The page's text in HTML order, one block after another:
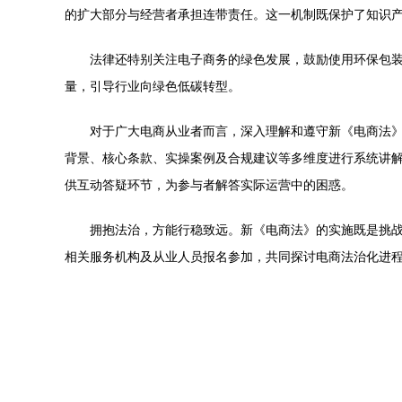
的扩大部分与经营者承担连带责任。这一机制既保护了知识
法律还特别关注电子商务的绿色发展，鼓励使用环保包
量，引导行业向绿色低碳转型。
对于广大电商从业者而言，深入理解和遵守新《电商法
背景、核心条款、实操案例及合规建议等多维度进行系统讲
供互动答疑环节，为参与者解答实际运营中的困惑。
拥抱法治，方能行稳致远。新《电商法》的实施既是挑
相关服务机构及从业人员报名参加，共同探讨电商法治化进